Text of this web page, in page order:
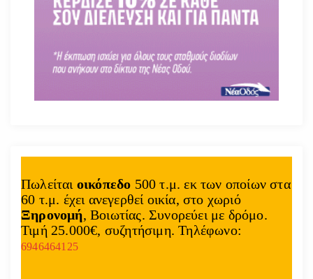
Πωλείται οικόπεδο 500 τ.μ. εκ των οποίων στα
60 τ.μ. έχει ανεγερθεί οικία, στο χωριό
Ξηρονομή, Βοιωτίας. Συνορεύει με δρόμο.
Τιμή 25.000€, συζητήσιμη. Τηλέφωνο:
6946464125